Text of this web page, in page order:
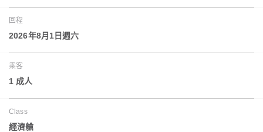
回程
2026年8月1日週六
乘客
1 成人
Class
經濟艙